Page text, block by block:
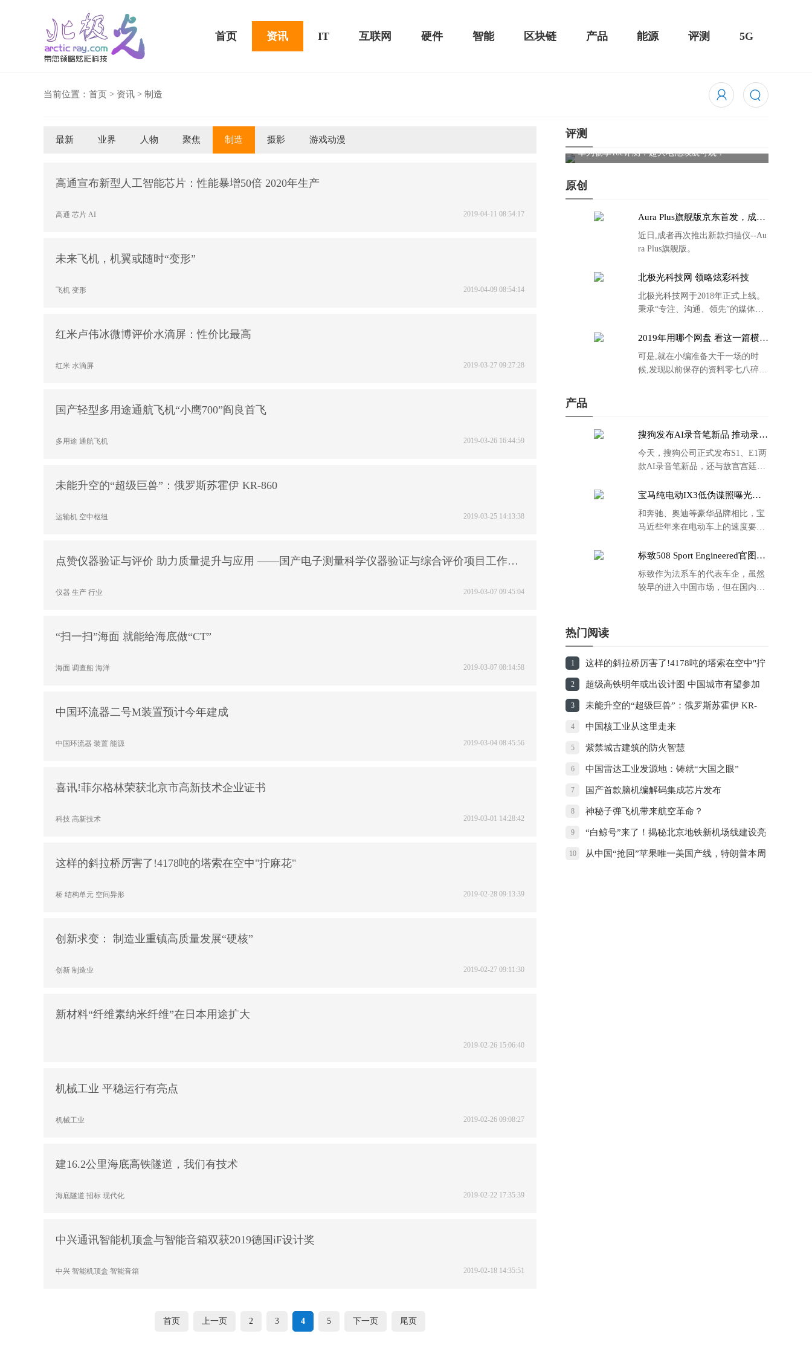
首页 资讯 IT 互联网 硬件 智能 区块链 产品 能源 评测 5G
当前位置： 首页 > 资讯 > 制造
最新 业界 人物 聚焦 制造 摄影 游戏动漫
高通宣布新型人工智能芯片：性能暴增50倍 2020年生产
2019-04-11 08:54:17
高通 芯片 AI
未来飞机，机翼或随时“变形”
2019-04-09 08:54:14
飞机 变形
红米卢伟冰微博评价水滴屏：性价比最高
2019-03-27 09:27:28
红米 水滴屏
国产轻型多用途通航飞机“小鹰700”阎良首飞
2019-03-26 16:44:59
多用途 通航飞机
未能升空的“超级巨兽”：俄罗斯苏霍伊 KR-860
2019-03-25 14:13:38
运输机 空中枢纽
点赞仪器验证与评价 助力质量提升与应用 ——国产电子测量科学仪器验证与综合评价项目工作纪
2019-03-07 09:45:04
仪器 生产 行业
“扫一扫”海面 就能给海底做“CT”
2019-03-07 08:14:58
海面 调查船 海洋
中国环流器二号M装置预计今年建成
2019-03-04 08:45:56
中国环流器 装置 能源
喜讯!菲尔格林荣获北京市高新技术企业证书
2019-03-01 14:28:42
科技 高新技术
这样的斜拉桥厉害了!4178吨的塔索在空中"拧麻花"
2019-02-28 09:13:39
桥 结构单元 空间异形
创新求变： 制造业重镇高质量发展“硬核”
2019-02-27 09:11:30
创新 制造业
新材料“纤维素纳米纤维”在日本用途扩大
2019-02-26 15:06:40
机械工业 平稳运行有亮点
2019-02-26 09:08:27
机械工业
建16.2公里海底高铁隧道，我们有技术
2019-02-22 17:35:39
海底隧道 招标 现代化
中兴通讯智能机顶盒与智能音箱双获2019德国iF设计奖
2019-02-18 14:35:51
中兴 智能机顶盒 智能音箱
首页 上一页 2 3 4 5 下一页 尾页
评测
骁龙855 Plus横扫千军！黑鲨游戏手机2 Pro评测： 华为畅享10e评测：超大电池续航可观！
原创
Aura Plus旗舰版京东首发，成者
近日,成者再次推出新款扫描仪--Au
ra Plus旗舰版。
北极光科技网 领略炫彩科技
北极光科技网于2018年正式上线。
秉承“专注、沟通、领先”的媒体理
2019年用哪个网盘 看这一篇横评
可是,就在小编准备大干一场的时
候,发现以前保存的资料零七八碎,
产品
搜狗发布AI录音笔新品 推动录音
今天，搜狗公司正式发布S1、E1两
款AI录音笔新品，还与故宫宫廷文
的故宫宫廷联名款。
宝马纯电动IX3低伪谍照曝光：
和奔驰、奥迪等豪华品牌相比，宝
马近些年来在电动车上的速度要慢
标致508 Sport Engineered官图发
标致作为法系车的代表车企，虽然
较早的进入中国市场，但在国内的
热门阅读
1 这样的斜拉桥厉害了!4178吨的塔索在空中"拧
麻花"
2 超级高铁明年或出设计图 中国城市有望参加
实车测试
3 未能升空的“超级巨兽”：俄罗斯苏霍伊 KR-
860
4 中国核工业从这里走来
5 紫禁城古建筑的防火智慧
6 中国雷达工业发源地：铸就“大国之眼”
7 国产首款脑机编解码集成芯片发布
8 神秘子弹飞机带来航空革命？
9 “白鲸号”来了！揭秘北京地铁新机场线建设亮
点
10 从中国“抢回”苹果唯一美国产线，特朗普本周